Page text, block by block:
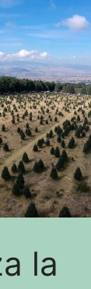
la